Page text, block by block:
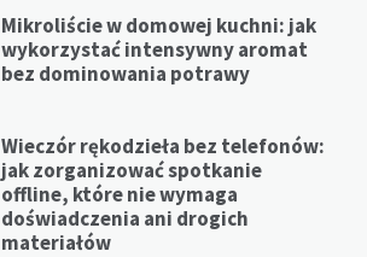
Mikroliście w domowej kuchni: jak
wykorzystać intensywny aromat
bez dominowania potrawy
Wieczór rękodzieła bez telefonów:
jak zorganizować spotkanie
offline, które nie wymaga
doświadczenia ani drogich
materiałów